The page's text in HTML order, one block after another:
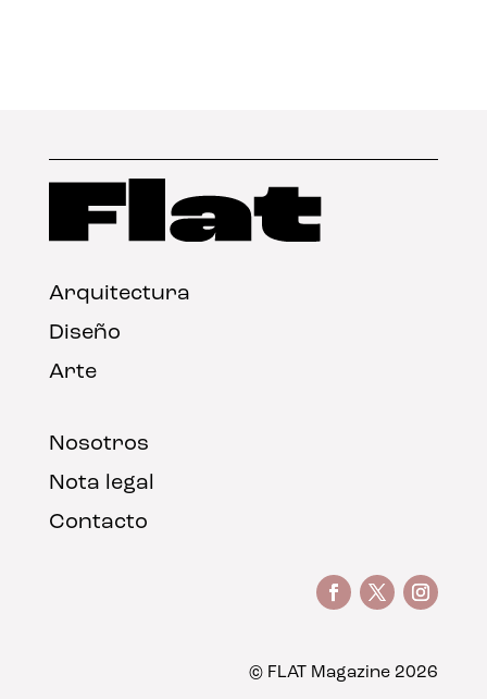
Arquitectura
Diseño
Arte
Nosotros
Nota legal
Contacto
© FLAT Magazine 2026